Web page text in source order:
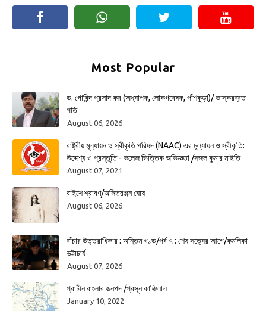
Most Popular
ড. গোবিন্দ প্রসাদ কর (অধ্যাপক, লোকগবেষক, পাঁশকুড়া)/ ভাস্করব্রত
পতি
August 06, 2026
রাষ্ট্রীয় মূল্যায়ন ও স্বীকৃতি পরিষদ (NAAC) এর মূল্যায়ন ও স্বীকৃতি:
উদ্দেশ্য ও প্রস্তুতি - কলেজ ভিত্তিক অভিজ্ঞতা /সজল কুমার মাইতি
August 07, 2021
বাইশে শ্রাবণ/অসিতরঞ্জন ঘোষ
August 06, 2026
বাঁচার উত্তরাধিকার : অন্তিম খণ্ড/পর্ব ৭ : শেষ সত্যের আগে/কমলিকা
ভট্টাচার্য
August 07, 2026
প্রাচীন বাংলার জনপদ /প্রসূন কাঞ্জিলাল
January 10, 2022